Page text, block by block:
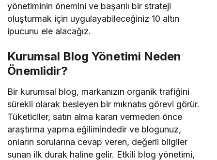
yönetiminin önemini ve başarılı bir strateji
oluşturmak için uygulayabileceğiniz 10 altın
ipucunu ele alacağız.
Kurumsal Blog Yönetimi Neden
Önemlidir?
Bir kurumsal blog, markanızın organik trafiğini
sürekli olarak besleyen bir mıknatıs görevi görür.
Tüketiciler, satın alma kararı vermeden önce
araştırma yapma eğilimindedir ve blogunuz,
onların sorularına cevap veren, değerli bilgiler
sunan ilk durak haline gelir. Etkili blog yönetimi,